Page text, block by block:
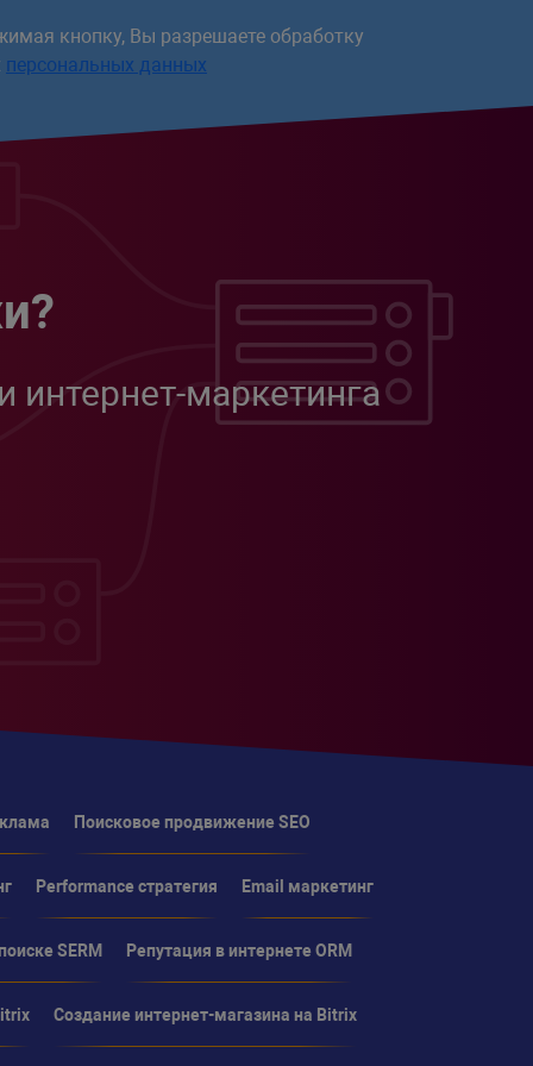
кнопку, Вы разрешаете обработку
персональных данных
интернет-маркетинга
Поисковое продвижение SEO
Performance стратегия Email маркетинг
SERM Репутация в интернете ORM
Создание интернет-магазина на Bitrix